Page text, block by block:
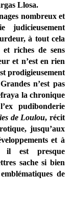
Llosa.
nombreux et
judicieusement
à tout cela
et riches de sens
et n’est en rien
prodigieusement
n’est pas
la chronique
pudibonderie
de Loulou, récit
jusqu’aux
et à
il est presque
sache si bien
de